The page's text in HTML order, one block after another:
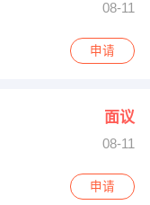
08-11
申请
面议
08-11
（合则约见，请勿访）
申请